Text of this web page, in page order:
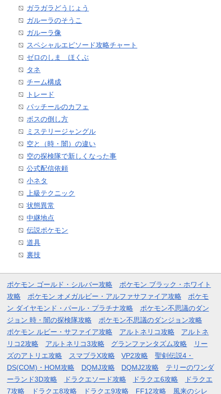
ガラガラどうじょう
ガルーラのそうこ
ガルーラ像
スペシャルエピソード攻略チャート
ゼロのしま ほくぶ
タネ
チーム構成
トレード
パッチールのカフェ
ボスの倒し方
ミステリージャングル
空と（時・闇）の違い
空の探検隊で新しくなった事
公式配信依頼
小ネタ
上級テクニック
状態異常
中継地点
伝説ポケモン
道具
裏技
ポケモン ゴールド・シルバー攻略
ポケモン ブラック・ホワイト
攻略
ポケモン オメガルビー・アルファサファイア攻略
ポケモ
ン ダイヤモンド・パール・プラチナ攻略
ポケモン不思議のダン
ジョン 時・闇の探検隊攻略
ポケモン不思議のダンジョン攻略
ポケモン ルビー・サファイア攻略
アルトネリコ攻略
アルトネ
リコ2攻略
アルトネリコ3攻略 グランファンタズム攻略
リー
ズのアトリエ攻略
スマブラX攻略 VP2攻略
聖剣伝説4・
DS(COM)・HOM攻略
DQMJ攻略 DQMJ2攻略
テリーのワンダ
ーランド3D攻略
ドラクエソード攻略 ドラクエ6攻略
ドラクエ
7攻略
ドラクエ8攻略 ドラクエ9攻略 FF12攻略 風来のシレ